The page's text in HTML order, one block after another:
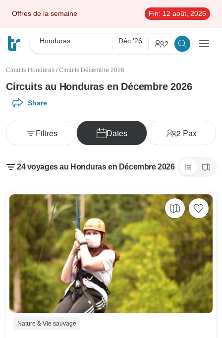
Offres de la semaine Fin: 12 août, 2026
Honduras Déc '26 2
Circuits Honduras / Circuits Décembre 2026
Circuits au Honduras en Décembre 2026
Share
Dates 2Pax
Filtres
24 voyages au Honduras en Décembre 2026
Nature & Vie sauvage